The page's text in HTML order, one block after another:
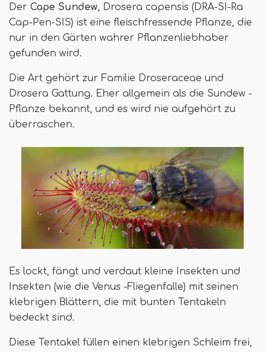
Der Cape Sundew, Drosera capensis (DRA-SI-Ra
Cap-Pen-SIS) ist eine fleischfressende Pflanze, die
nur in den Gärten wahrer Pflanzenliebhaber
gefunden wird.
Die Art gehört zur Familie Droseraceae und
Drosera Gattung. Eher allgemein als die Sundew -
Pflanze bekannt, und es wird nie aufgehört zu
überraschen.
Es lockt, fängt und verdaut kleine Insekten und
Insekten (wie die Venus -Fliegenfalle) mit seinen
klebrigen Blättern, die mit bunten Tentakeln
bedeckt sind.
Diese Tentakel füllen einen klebrigen Schleim frei,